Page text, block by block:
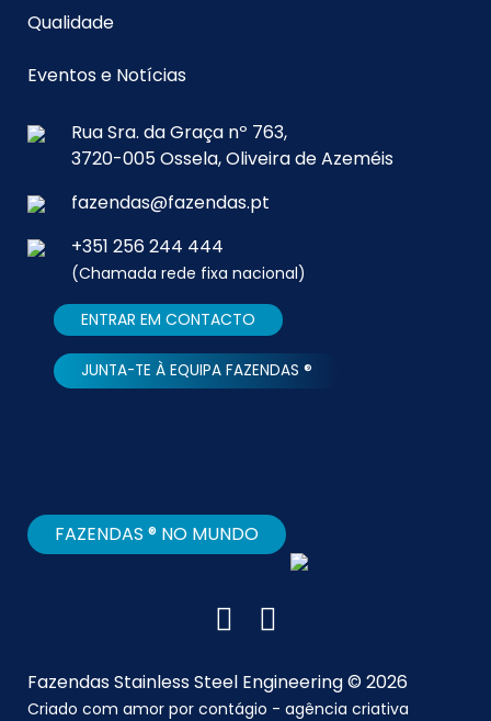
Qualidade
Eventos e Notícias
Rua Sra. da Graça nº 763,
3720-005 Ossela, Oliveira de Azeméis
fazendas@fazendas.pt
+351 256 244 444
(Chamada rede fixa nacional)
ENTRAR EM CONTACTO
JUNTA-TE À EQUIPA FAZENDAS ®
FAZENDAS ® NO MUNDO
Fazendas Stainless Steel Engineering © 2026
Criado com amor por contágio - agência criativa